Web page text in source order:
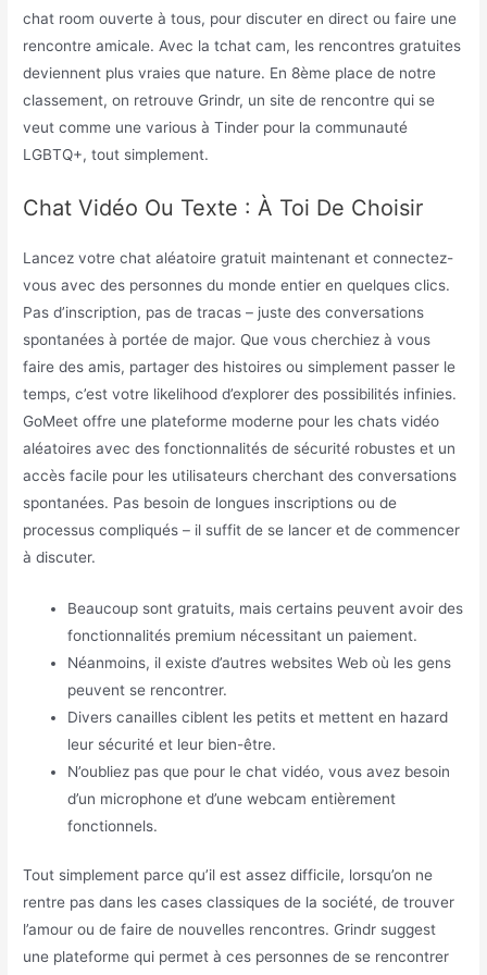
chat room ouverte à tous, pour discuter en direct ou faire une
rencontre amicale. Avec la tchat cam, les rencontres gratuites
deviennent plus vraies que nature. En 8ème place de notre
classement, on retrouve Grindr, un site de rencontre qui se
veut comme une various à Tinder pour la communauté
LGBTQ+, tout simplement.
Chat Vidéo Ou Texte : À Toi De Choisir
Lancez votre chat aléatoire gratuit maintenant et connectez-
vous avec des personnes du monde entier en quelques clics.
Pas d’inscription, pas de tracas – juste des conversations
spontanées à portée de major. Que vous cherchiez à vous
faire des amis, partager des histoires ou simplement passer le
temps, c’est votre likelihood d’explorer des possibilités infinies.
GoMeet offre une plateforme moderne pour les chats vidéo
aléatoires avec des fonctionnalités de sécurité robustes et un
accès facile pour les utilisateurs cherchant des conversations
spontanées. Pas besoin de longues inscriptions ou de
processus compliqués – il suffit de se lancer et de commencer
à discuter.
Beaucoup sont gratuits, mais certains peuvent avoir des
fonctionnalités premium nécessitant un paiement.
Néanmoins, il existe d’autres websites Web où les gens
peuvent se rencontrer.
Divers canailles ciblent les petits et mettent en hazard
leur sécurité et leur bien-être.
N’oubliez pas que pour le chat vidéo, vous avez besoin
d’un microphone et d’une webcam entièrement
fonctionnels.
Tout simplement parce qu’il est assez difficile, lorsqu’on ne
rentre pas dans les cases classiques de la société, de trouver
l’amour ou de faire de nouvelles rencontres. Grindr suggest
une plateforme qui permet à ces personnes de se rencontrer